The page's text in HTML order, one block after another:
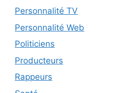
Personnalité TV
Personnalité Web
Politiciens
Producteurs
Rappeurs